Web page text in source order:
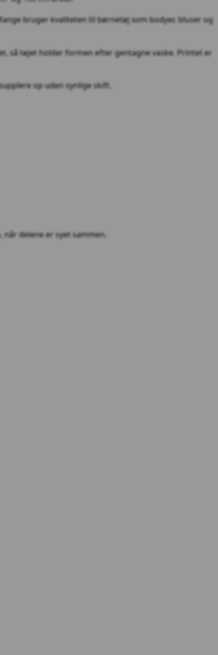
bruger kvaliteten til børnetøj som bodyer, bluser og
så tøjet holder formen efter gentagne vaske. Printet er
op uden synlige skift.
delene er syet sammen.